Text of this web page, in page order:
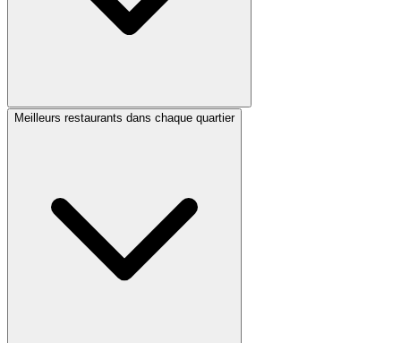
Meilleurs restaurants dans chaque quartier